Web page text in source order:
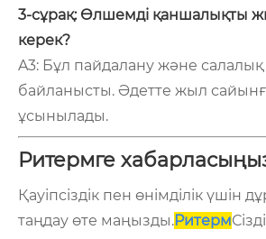
3-сұрақ: Өлшемді қаншалықты
керек?
A3: Бұл пайдалану және салалық
байланысты. Әдетте жыл
ұсынылады.
Ритермге
Қауіпсіздік пен өнімділік үшін
таңдау өте маңызды.Ритерм